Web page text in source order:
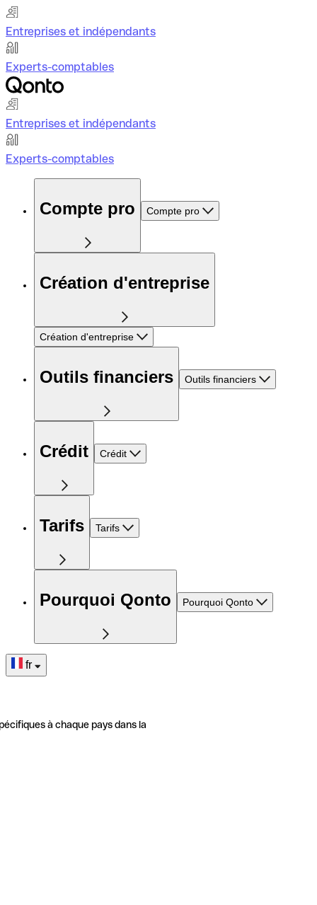
Entreprises et indépendants
Experts-comptables
Entreprises et indépendants
Experts-comptables
Compte pro Compte pro
Création d'entreprise
Création d'entreprise
Outils financiers Outils financiers
Crédit Crédit
Tarifs Tarifs
Pourquoi Qonto Pourquoi Qonto
fr
à chaque pays dans la